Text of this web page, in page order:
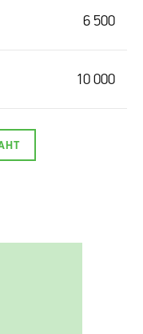
6 500
10 000